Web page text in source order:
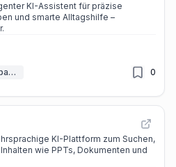
KI-Assistent für präzise
und smarte Alltagshilfe –
KI-Schreibassistenten 0
KI-Plattform zum Suchen,
wie PPTs, Dokumenten und